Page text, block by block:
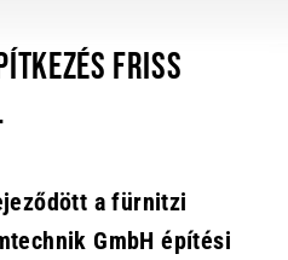
FRISS
a fürnitzi
GmbH építési